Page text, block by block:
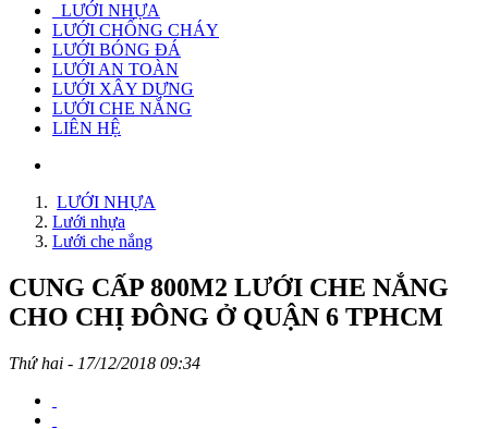
LƯỚI NHỰA
LƯỚI CHỐNG CHÁY
LƯỚI BÓNG ĐÁ
LƯỚI AN TOÀN
LƯỚI XÂY DỰNG
LƯỚI CHE NẮNG
LIÊN HỆ
LƯỚI NHỰA
Lưới nhựa
Lưới che nắng
CUNG CẤP 800M2 LƯỚI CHE NẮNG
CHO CHỊ ĐÔNG Ở QUẬN 6 TPHCM
Thứ hai - 17/12/2018 09:34